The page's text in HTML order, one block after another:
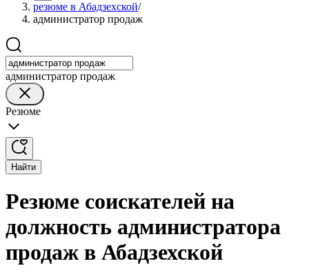
резюме в Абадзехской/
администратор продаж
администратор продаж
Резюме
Найти
Резюме соискателей на
должность администратора
продаж в Абадзехской